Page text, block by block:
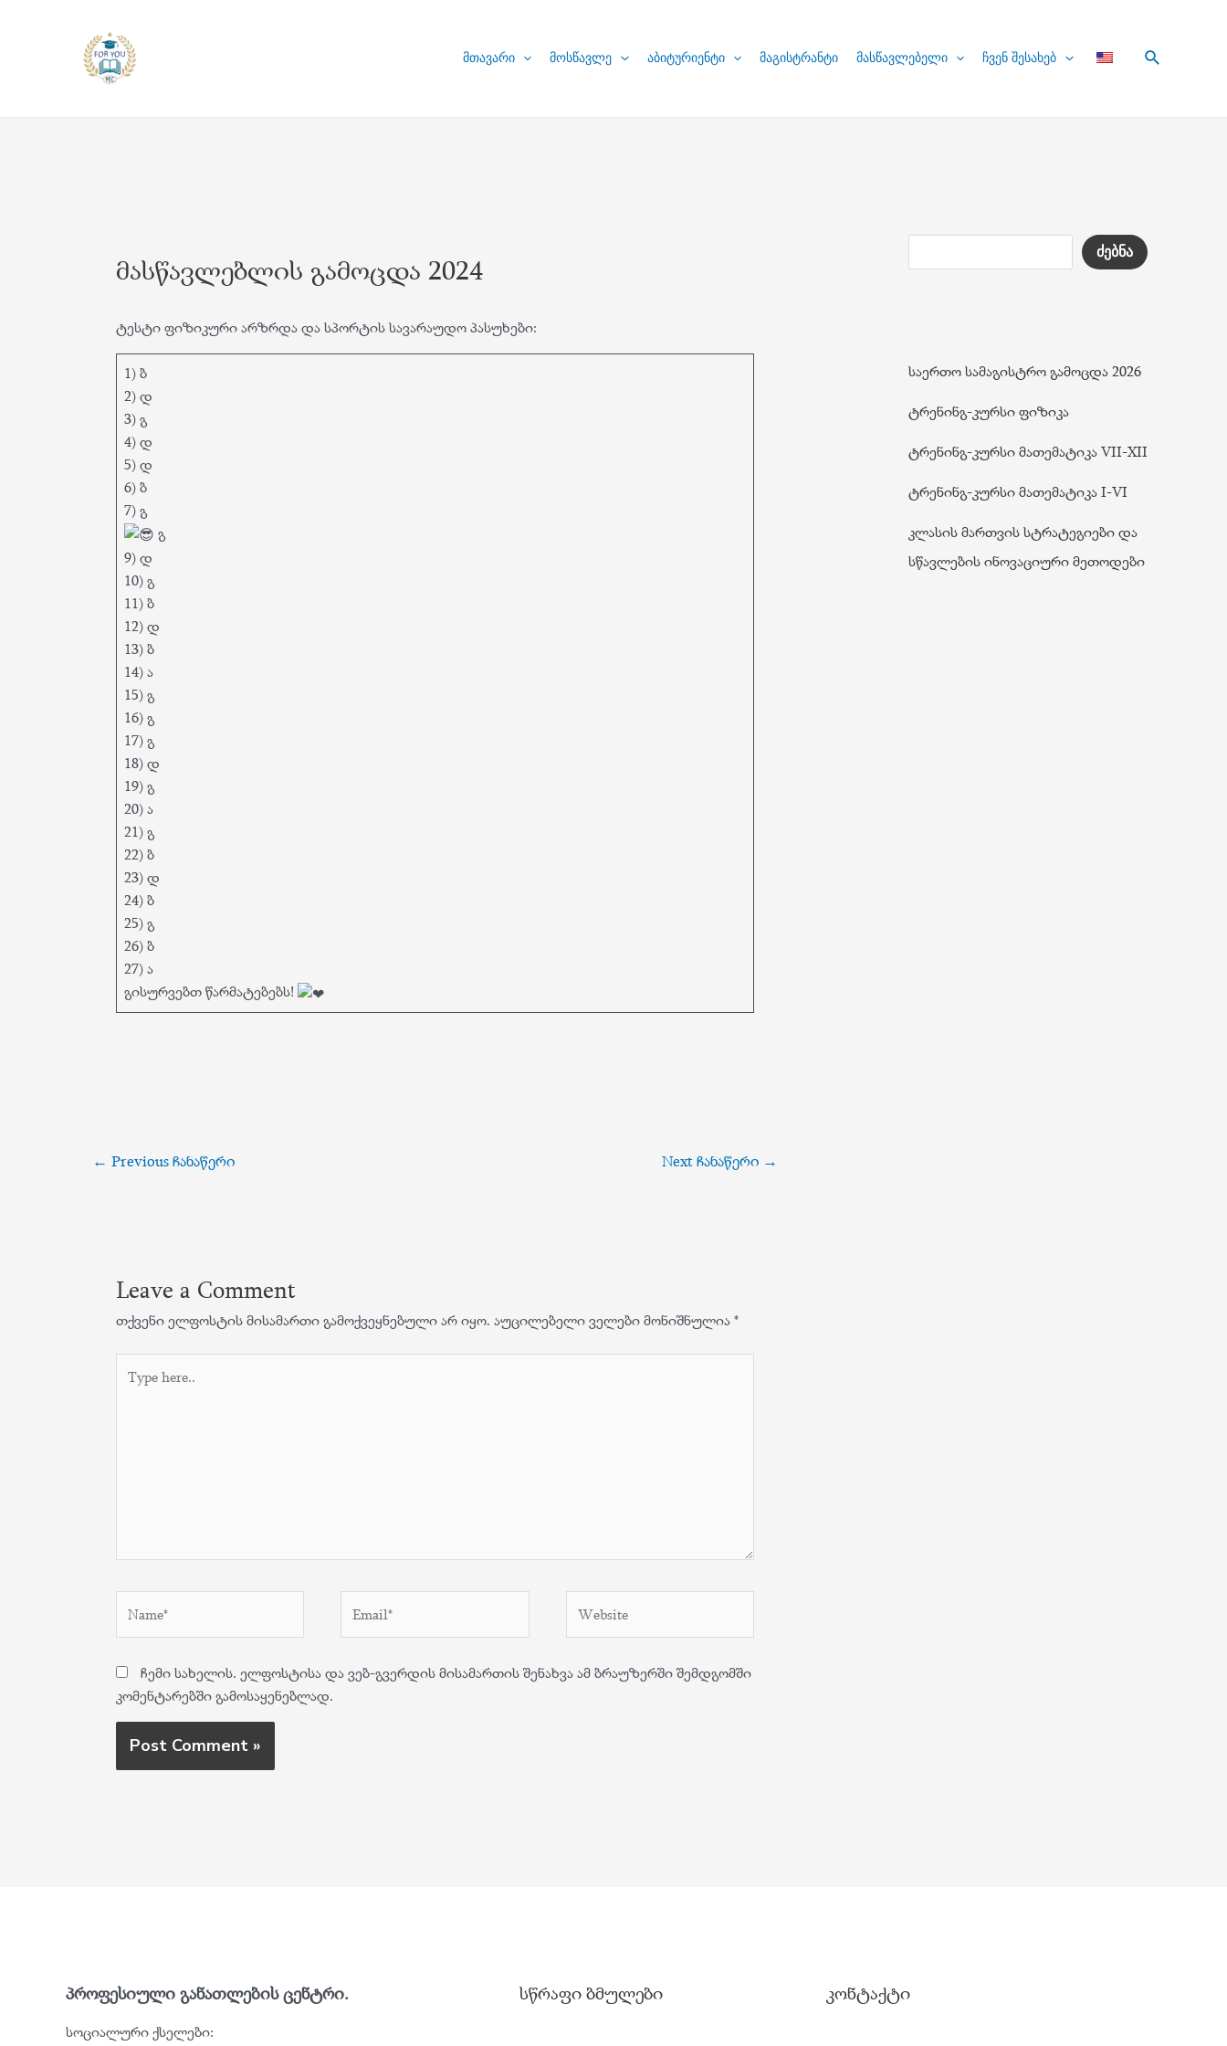
მთავარი მოსწავლე აბიტურიენტი მაგისტრანტი მასწავლებელი ჩვენ შესახებ Search
მასწავლებლის გამოცდა 2024
ტესტი ფიზიკური არზრდა და სპორტის სავარაუდო პასუხები:
1) ბ
2) დ
3) გ
4) დ
5) დ
6) ბ
7) გ
გ
9) დ
10) გ
11) ბ
12) დ
13) ბ
14) ა
15) გ
16) გ
17) გ
18) დ
19) გ
20) ა
21) გ
22) ბ
23) დ
24) ბ
25) გ
26) ბ
27) ა
გისურვებთ წარმატებებს!
პოსტის
← Previous ჩანაწერი Next ჩანაწერი →
Leave a Comment
თქვენი ელფოსტის მისამართი გამოქვეყნებული არ იყო. აუცილებელი ველები მონიშნულია*
here..
ჩემი სახელის. ელფოსტისა და ვებ-გვერდის მისამართის შენახვა ამ ბრაუზერში შემდგომში
კომენტარებში გამოსაყენებლად.
ძებნა
საერთო სამაგისტრო გამოცდა 2026
ტრენინგ-კურსი ფიზიკა
ტრენინგ-კურსი მათემატიკა VII-XII
ტრენინგ-კურსი მათემატიკა I-VI
კლასის მართვის სტრატეგიები და
სწავლების ინოვაციური მეთოდები
პროფესიული განათლების ცენტრი.
სოციალური ქსელები:
სწრაფი ბმულები კონტაქტი